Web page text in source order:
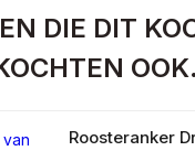
DIE DIT
OOK.
Roosteranker